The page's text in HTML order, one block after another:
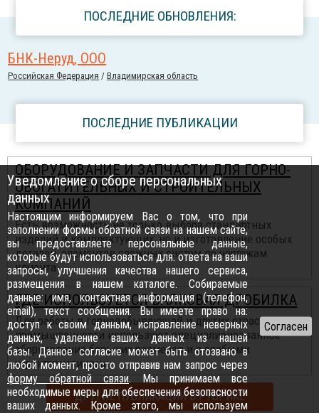
ПОСЛЕДНИЕ ОБНОВЛЕНИЯ:
БНК-Неруд, ООО
Российcкая Федерация /Владимирская область
ПОСЛЕДНИЕ ПУБЛИКАЦИИ
ОБОРУДОВАНИЕ И ЗАПЧАСТИ ДЛЯ ГОРНО-
ОБОГАТИТЕЛЬНЫХ И СТРОИТЕЛЬНЫХ
КОМПАНИЙ
Есть возможность не только выбора стандартных
изделий и комплектующих, но и изготовление особых
деталей, элементов сложных систем по чертежам
клиента
ГДЕ ИСПОЛЬЗУЕТСЯ ВАЛКОВАЯ ДРОБИЛКА
Для работы в горнодобывающей и других отраслях
промышленности используют специализированное
оборудование больших размеров и с особыми
характеристиками
ДРУГИЕ ПУБЛИКАЦИИ В РУБРИКЕ
Уведомление о сборе персональных
данных
Настоящим информируем Вас о том, что при
заполнении формы обратной связи на нашем сайте,
вы предоставляете персональные данные,
которые будут использоваться для: ответа на ваши
запросы, улучшения качества нашего сервиса,
размещения в нашем каталоге. Собираемые
данные: имя, контактная информация (телефон,
email), текст сообщения. Вы имеете право на:
доступ к своим данным, исправление неверных
данных, удаление ваших данных из нашей
базы. Данное согласие может быть отозвано в
любой момент, просто отправив нам запрос через
форму обратной связи. Мы принимаем все
необходимые меры для обеспечения безопасности
ваших данных. Кроме этого, мы используем